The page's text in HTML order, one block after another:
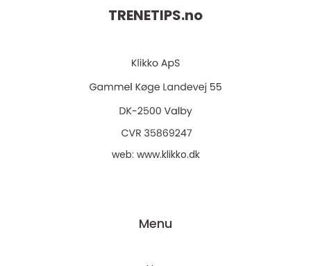
TRENETIPS.no
web: www.klikko.dk
Menu